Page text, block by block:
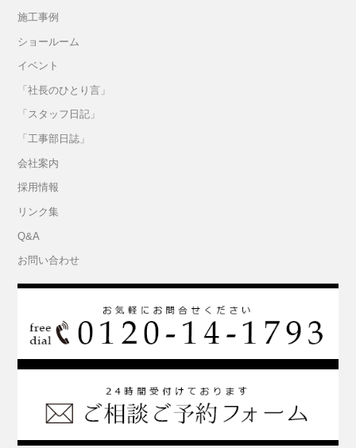
施工事例
ショールーム
イベント
「社長のひとり言」
「スタッフ日記」
「工事部日誌」
会社案内
採用情報
リンク集
Q&A
お問い合わせ